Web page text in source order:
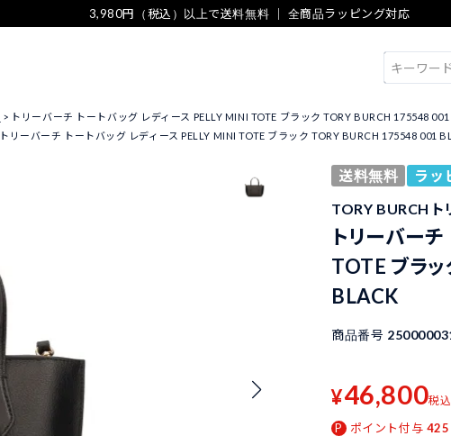
3,980円（税込）以上で送料無料 ｜ 全商品ラッピング対応
トリーバーチ トートバッグ レディース PELLY MINI TOTE ブラック TORY BURCH 175548
トリーバーチ トートバッグ レディース PELLY MINI TOTE ブラック TORY BURCH 175548 001
送料無料
ラッ
TORY BURCH ト
トリーバー
TOTE ブラ
BLACK
商品番号
¥46,800税込
ポイント付与 425